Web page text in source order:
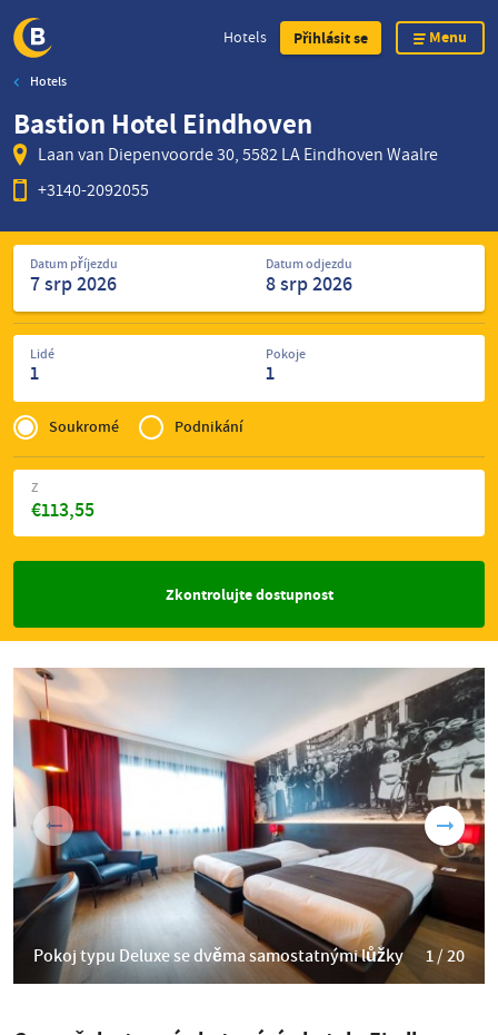
Skip
main
content
Hotels Přihlásit se Menu
Hotels
Bastion Hotel Eindhoven
Laan van Diepenvoorde 30, 5582 LA Eindhoven Waalre
+3140-2092055
Hledat
hotelyDatum příjezdu Datum odjezdu
Lidé
1
Pokoje
1
Privé
of
Zakelijk
Soukromé Podnikání
€113,55
Z
Zkontrolujte dostupnost
Pokoj typu Deluxe se dvěma samostatnými lůžky 1 / 20